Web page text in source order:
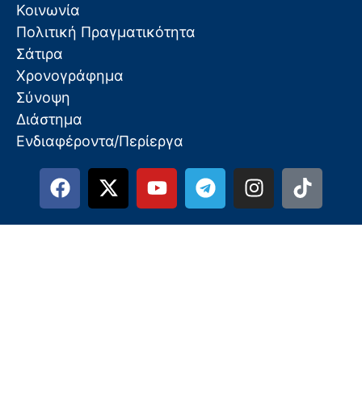
Κοινωνία
Πολιτική Πραγματικότητα
Σάτιρα
Χρονογράφημα
Σύνοψη
Διάστημα
Ενδιαφέροντα/Περίεργα